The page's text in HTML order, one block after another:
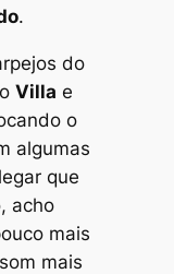
.
do
Villa e
o
algumas
que
acho
mais
mais